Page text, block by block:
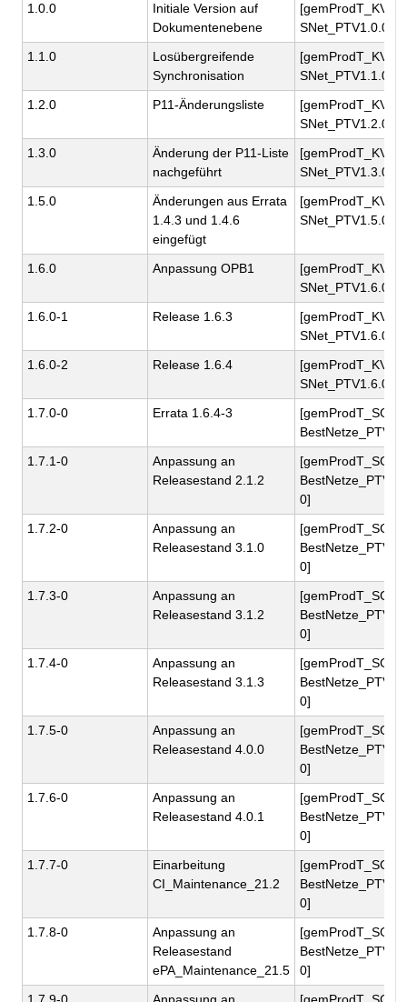
1.0.0
Initiale Version auf
Dokumentenebene
[gemProdT_KV-
SNet_PTV1.0.0]
1.1.0
Losübergreifende
Synchronisation
[gemProdT_KV-
SNet_PTV1.1.0]
1.2.0
P11-Änderungsliste
[gemProdT_KV-
SNet_PTV1.2.0]
1.3.0
Änderung der P11-Liste
nachgeführt
[gemProdT_KV-
SNet_PTV1.3.0]
1.5.0
Änderungen aus Errata
1.4.3 und 1.4.6
eingefügt
[gemProdT_KV-
SNet_PTV1.5.0]
1.6.0 Anpassung OPB1
[gemProdT_KV-
SNet_PTV1.6.0]
1.6.0-1
Release 1.6.3
[gemProdT_KV-
SNet_PTV1.6.0-1]
1.6.0-2
Release 1.6.4
[gemProdT_KV-
SNet_PTV1.6.0-2]
1.7.0-0
Errata 1.6.4-3
[gemProdT_SG-
1.7.1-0
Anpassung an
Releasestand 2.1.2
[gemProdT_SG-
0]
1.7.2-0
Anpassung an
Releasestand 3.1.0
[gemProdT_SG-
0]
1.7.3-0
Anpassung an
Releasestand 3.1.2
[gemProdT_SG-
0]
1.7.4-0
Anpassung an
Releasestand 3.1.3
[gemProdT_SG-
0]
1.7.5-0
Anpassung an
Releasestand 4.0.0
[gemProdT_SG-
0]
1.7.6-0
Anpassung an
Releasestand 4.0.1
[gemProdT_SG-
0]
1.7.7-0
Einarbeitung
CI_Maintenance_21.2
[gemProdT_SG-
0]
1.7.8-0
Anpassung an
Releasestand
ePA_Maintenance_21.5
[gemProdT_SG-
0]